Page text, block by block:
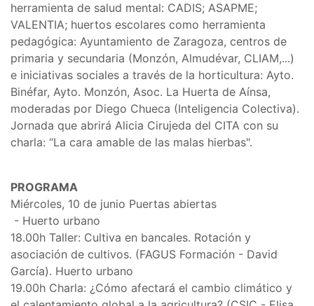
herramienta de salud mental: CADIS; ASAPME;
VALENTIA; huertos escolares como herramienta
pedagógica: Ayuntamiento de Zaragoza, centros de
primaria y secundaria (Monzón, Almudévar, CLIAM,...)
e iniciativas sociales a través de la horticultura: Ayto.
Binéfar, Ayto. Monzón, Asoc. La Huerta de Aínsa,
moderadas por Diego Chueca (Inteligencia Colectiva).
Jornada que abrirá Alicia Cirujeda del CITA con su
charla: “La cara amable de las malas hierbas".
PROGRAMA
Miércoles, 10 de junio Puertas abiertas
- Huerto urbano
18.00h Taller: Cultiva en bancales. Rotación y
asociación de cultivos. (FAGUS Formación - David
García). Huerto urbano
19.00h Charla: ¿Cómo afectará el cambio climático y